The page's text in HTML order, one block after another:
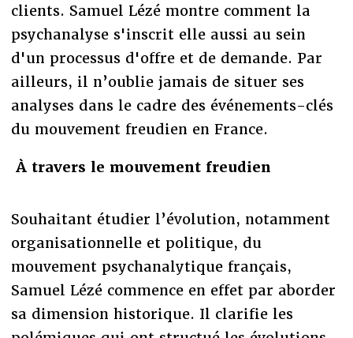
clients. Samuel Lézé montre comment la
psychanalyse s'inscrit elle aussi au sein
d'un processus d'offre et de demande. Par
ailleurs, il n’oublie jamais de situer ses
analyses dans le cadre des événements-clés
du mouvement freudien en France.
À travers le mouvement freudien
Souhaitant étudier l’évolution, notamment
organisationnelle et politique, du
mouvement psychanalytique français,
Samuel Lézé commence en effet par aborder
sa dimension historique. Il clarifie les